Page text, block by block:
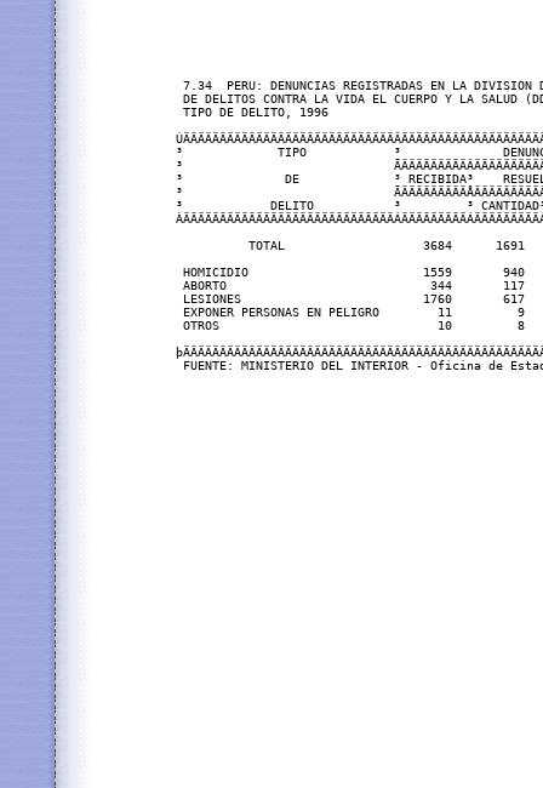
7.34  PERU: DENUNCIAS REGISTRADAS EN LA DIVISION
DE DELITOS CONTRA LA VIDA EL CUERPO Y LA SALUD
TIPO DE DELITO, 1996
³             TIPO            ³
³
³              DE             ³ RECIBIDA³
³
³            DELITO           ³         ³ CANTIDAD³
TOTAL                   3684      1691
HOMICIDIO                        1559       940
ABORTO                            344       117
LESIONES                         1760       617
EXPONER PERSONAS EN PELIGRO        11
OTROS                              10         8
FUENTE: MINISTERIO DEL INTERIOR -